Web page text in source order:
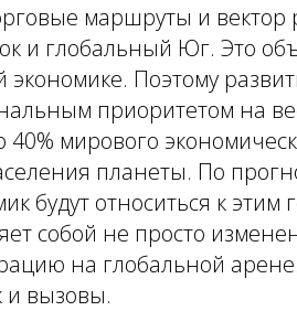
маршруты и вектор
и глобальный Юг. Это
Поэтому
приоритетом на
мирового
планеты. По
будут относиться к этим
собой не просто
на глобальной
и вызовы.